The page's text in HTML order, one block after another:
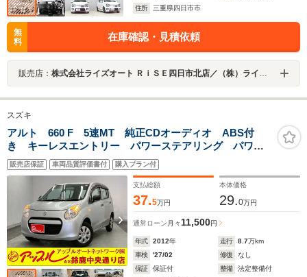
住所
三重県四日市市
無
料
在庫確認・見積依頼
販売店： 株式会社ライズオート ＲｉＳＥ四日市北店／（株）ライズオート
スズキ
アルト 660 F 5速MT 純正CDオーディオ ABS付
き キーレスエントリー パワーステアリング パワー
ウィンドウ マニュアルエアコン ユーザー買取車
販売店保証 車両品質評価書付 購入プラン付
支払総額
37.5万円
本体価格
29.0万円
通常ローン 月々 11,500円
年式 2012年 走行 8.7万km
車検
'27/02 修復
なし
保証
保証付 整備
法定整備付